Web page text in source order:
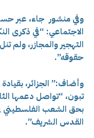
وفي منشور جاء، عبر
الاجتماعي: “في ذكرى
التهجير والمجازر، ولم
حقوقه”.
وأضاف:” الجزائر،
تبون، “تواصل دعمها
بحق الشعب الفلسطيني
القدس الشريف”.